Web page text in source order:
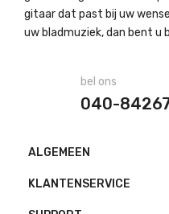
gitaar dat past bij uw
uw bladmuziek, dan bent u
bel ons
040-
ALGEMEEN
KLANTENSERVICE